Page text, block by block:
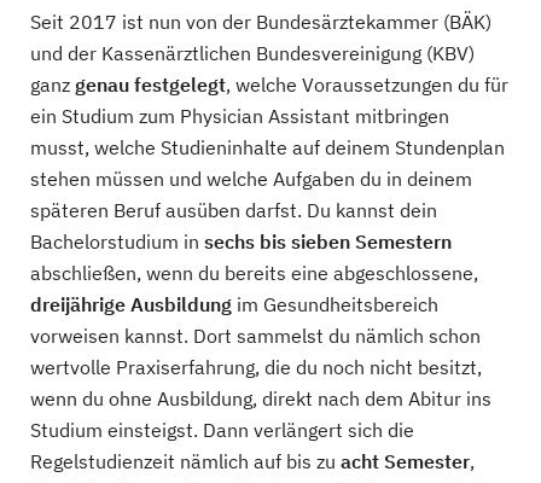
Seit 2017 ist nun von der Bundesärztekammer (BÄK)
und der Kassenärztlichen Bundesvereinigung (KBV)
ganz genau festgelegt, welche Voraussetzungen du für
ein Studium zum Physician Assistant mitbringen
musst, welche Studieninhalte auf deinem Stundenplan
stehen müssen und welche Aufgaben du in deinem
späteren Beruf ausüben darfst. Du kannst dein
Bachelorstudium in sechs bis sieben Semestern
abschließen, wenn du bereits eine abgeschlossene,
dreijährige Ausbildung im Gesundheitsbereich
vorweisen kannst. Dort sammelst du nämlich schon
wertvolle Praxiserfahrung, die du noch nicht besitzt,
wenn du ohne Ausbildung, direkt nach dem Abitur ins
Studium einsteigst. Dann verlängert sich die
Regelstudienzeit nämlich auf bis zu acht Semester,